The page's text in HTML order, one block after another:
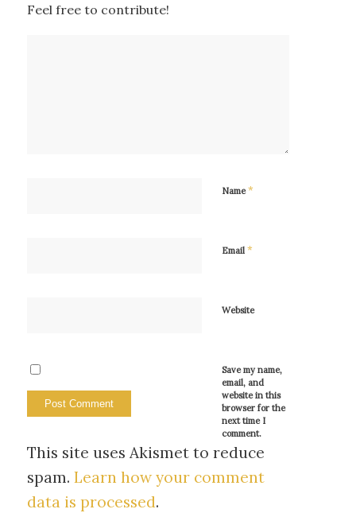
Feel free to contribute!
Name*
Email *
Website
Save my name,
email, and
website in this
browser for the
next time I
comment.
This site uses Akismet to reduce
spam. Learn how your comment
data is processed.